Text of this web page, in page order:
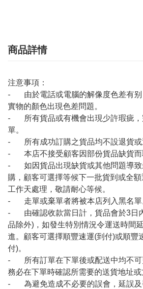
商品詳情
注意事項：
- 由於電話或電腦的解像度色差有别
實物的顏色出現色差問題。
- 所有貨品或有機會出現少許瑕疵，
單。
- 所有成功訂購之貨品均不設退貨或
- 本店不接受顧客因部份貨品缺貨而
- 如因貨品出現缺貨或其他問題導致
購，顧客可選擇等候下一批貨到或全
工作天處理，敬請耐心等候。
- 走單或棄單者將被本店列入黑名單
- 由確認收款當日計，貨品會於3日
品除外)，如發生特別情況令運送時間
進。顧客可選擇順豐速運(到付)或順豐
付)。
- 所有訂單在下單後或配送中均不可
務必在下單時確認所需要的送貨地址或
- 為避免造成不必要的誤會，延誤及